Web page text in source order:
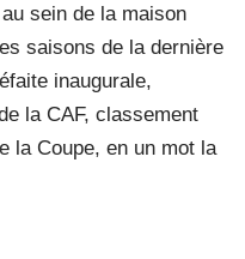
sein de la maison
saisons de la dernière
inaugurale,
la CAF, classement
la Coupe, en un mot la